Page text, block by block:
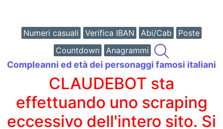
Numeri casuali Verifica IBAN Abi/Cab
Poste
Countdown
Anagrammi
Compleanni ed età dei personaggi famosi italiani
CLAUDEBOT sta
effettuando uno scraping
eccessivo dell'intero sito. Si